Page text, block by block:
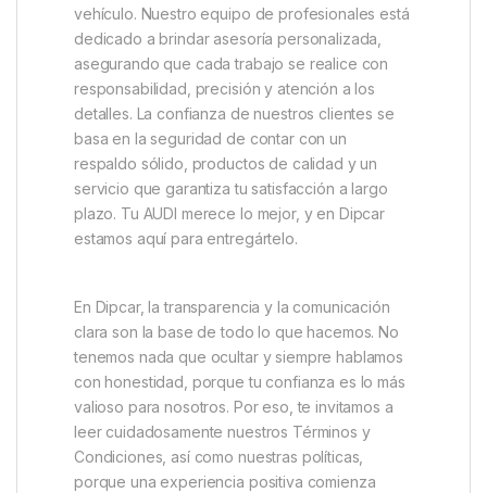
vehículo. Nuestro equipo de profesionales está
dedicado a brindar asesoría personalizada,
asegurando que cada trabajo se realice con
responsabilidad, precisión y atención a los
detalles. La confianza de nuestros clientes se
basa en la seguridad de contar con un
respaldo sólido, productos de calidad y un
servicio que garantiza tu satisfacción a largo
plazo. Tu AUDI merece lo mejor, y en Dipcar
estamos aquí para entregártelo.
En Dipcar, la transparencia y la comunicación
clara son la base de todo lo que hacemos. No
tenemos nada que ocultar y siempre hablamos
con honestidad, porque tu confianza es lo más
valioso para nosotros. Por eso, te invitamos a
leer cuidadosamente nuestros Términos y
Condiciones, así como nuestras políticas,
porque una experiencia positiva comienza